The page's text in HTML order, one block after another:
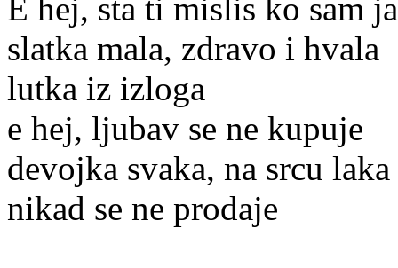
E hej, sta ti mislis ko sam ja
slatka mala, zdravo i hvala
lutka iz izloga
e hej, ljubav se ne kupuje
devojka svaka, na srcu laka
nikad se ne prodaje